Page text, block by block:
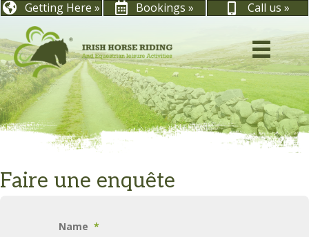
Getting Here » Bookings » Call us »
Faire une enquête
Name *